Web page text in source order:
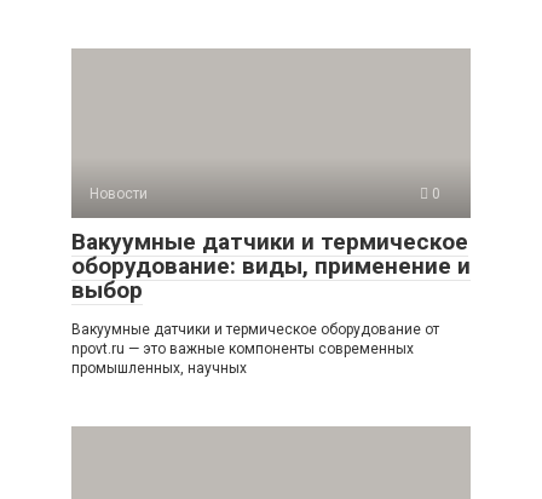
Новости 0
Вакуумные датчики и термическое
оборудование: виды, применение и
выбор
Вакуумные датчики и термическое оборудование от
npovt.ru — это важные компоненты современных
промышленных, научных